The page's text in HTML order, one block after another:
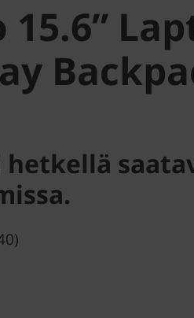
15.6”
hetkellä